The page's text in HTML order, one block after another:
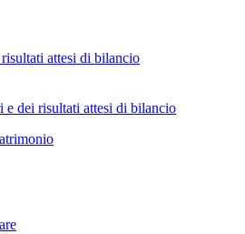
attesi di bilancio
e dei risultati attesi di bilancio